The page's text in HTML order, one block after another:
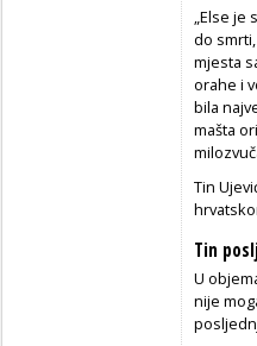
„Else je
do
mjesta
orahe i
bila
mašta
Tin
Tin
U
nije